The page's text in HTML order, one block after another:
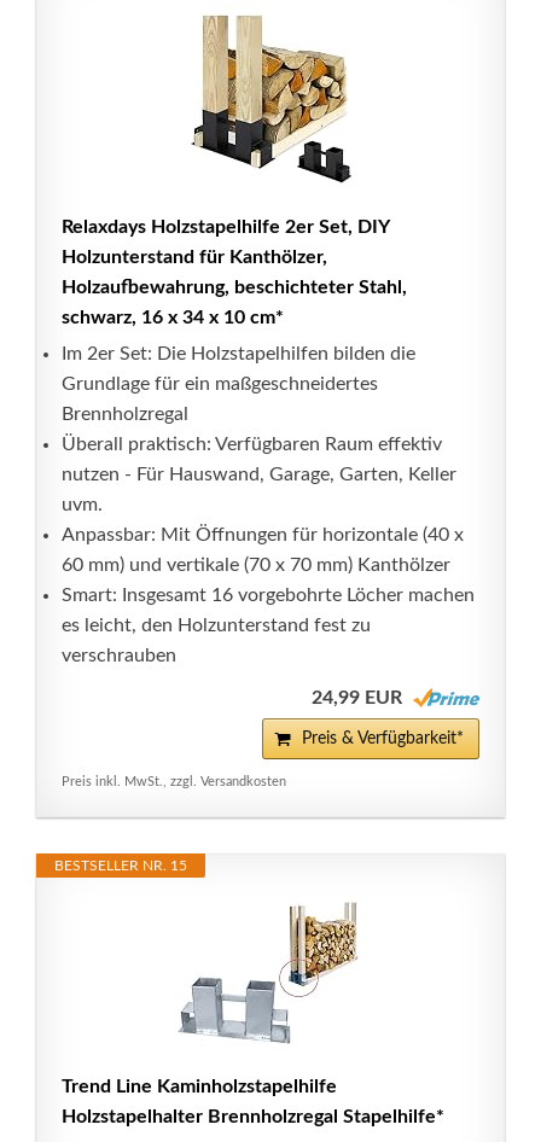
Relaxdays Holzstapelhilfe 2er Set, DIY
Holzunterstand für Kanthölzer,
Holzaufbewahrung, beschichteter Stahl,
schwarz, 16 x 34 x 10 cm*
Im 2er Set: Die Holzstapelhilfen bilden die
Grundlage für ein maßgeschneidertes
Brennholzregal
Überall praktisch: Verfügbaren Raum effektiv
nutzen - Für Hauswand, Garage, Garten, Keller
uvm.
Anpassbar: Mit Öffnungen für horizontale (40 x
60 mm) und vertikale (70 x 70 mm) Kanthölzer
Smart: Insgesamt 16 vorgebohrte Löcher machen
es leicht, den Holzunterstand fest zu
verschrauben
24,99 EUR
Preis & Verfügbarkeit*
Preis inkl. MwSt., zzgl. Versandkosten
BESTSELLER NR. 15
Trend Line Kaminholzstapelhilfe
Holzstapelhalter Brennholzregal Stapelhilfe*